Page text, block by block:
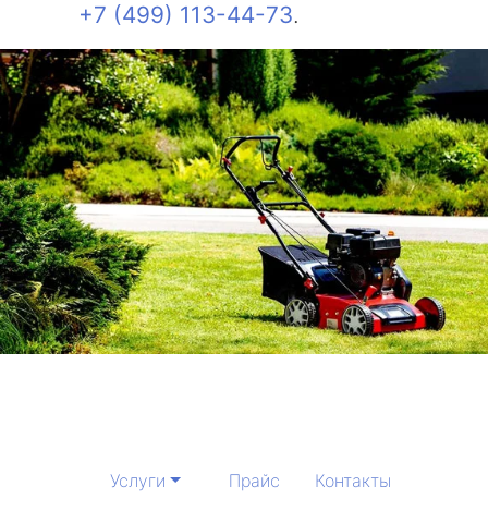
+7 (499) 113-44-73.
Услуги Прайс Контакты